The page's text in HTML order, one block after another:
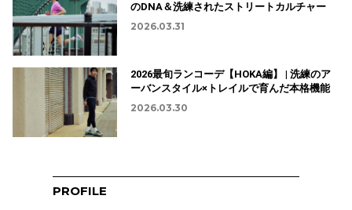
のDNA＆洗練されたストリートカルチャー
2026.03.31
2026最旬ランコーデ【HOKA編】 | 洗練のア
ーバンスタイル×トレイルで育んだ本格機能
2026.03.30
PROFILE